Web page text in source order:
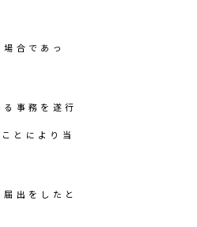
合であっ
事務を遂行
とにより当
出をしたと